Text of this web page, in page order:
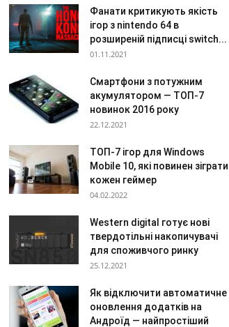
Фанати критикують якість
ігор з nintendo 64 в
розширеній підписці switch...
01.11.2021
Смартфони з потужним
акумулятором — ТОП-7
новинок 2016 року
22.12.2021
ТОП-7 ігор для Windows
Mobile 10, які повинен зіграти
кожен геймер
04.02.2022
Western digital готує нові
твердотільні накопичувачі
для споживчого ринку
25.12.2021
Як відключити автоматичне
оновлення додатків на
Андроїд — найпростіший